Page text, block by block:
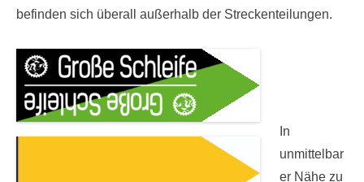
befinden sich überall außerhalb der Streckenteilungen.
In
unmittelbar
er Nähe zu